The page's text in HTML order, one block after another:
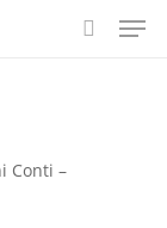
Conti –